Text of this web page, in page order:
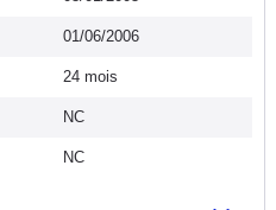
01/06/2006
24 mois
NC
NC